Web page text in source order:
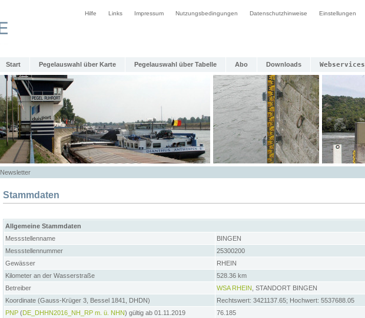
Hilfe Links Impressum Nutzungsbedingungen Datenschutzhinweise Einstellungen
Start Pegelauswahl über Karte Pegelauswahl über Tabelle Abo Downloads Webservices
Newsletter
Stammdaten
Allgemeine Stammdaten
Messstellenname
BINGEN
Messstellennummer
25300200
Gewässer
RHEIN
Kilometer an der Wasserstraße
528.36 km
Betreiber
WSA RHEIN , STANDORT BINGEN
Koordinate (Gauss-Krüger 3, Bessel 1841, DHDN)
Rechtswert: 3421137.65; Hochwert: 5537688.05
PNP (DE_DHHN2016_NH_RP m. ü. NHN) gültig ab 01.11.2019
76.185